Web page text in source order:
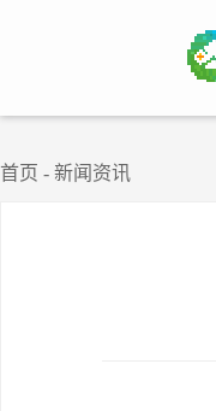
首页 - 新闻资讯